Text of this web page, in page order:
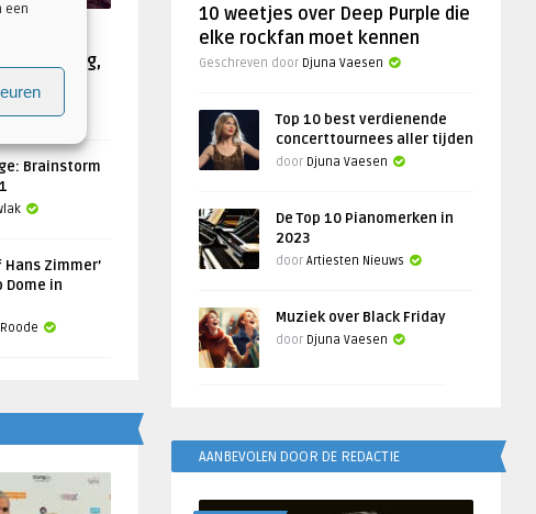
een
De Helling,
Brainstorm
Hans Zimmer’
Dome in
10 weetjes over Deep Purple die
elke rockfan moet kennen
Geschreven door Djuna Vaesen
Top 10 best verdienende
concerttournees aller tijden
door Djuna Vaesen
De Top 10 Pianomerken in
2023
door Artiesten Nieuws
Muziek over Black Friday
door Djuna Vaesen
AANBEVOLEN DOOR DE REDACTIE